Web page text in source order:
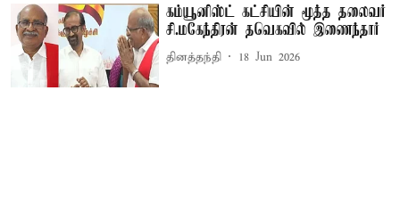
கம்யூனிஸ்ட் கட்சியின் மூத்த தலைவர்
சி.மகேந்திரன் தவெகவில் இணைந்தார்
தினத்தந்தி 18 Jun 2026